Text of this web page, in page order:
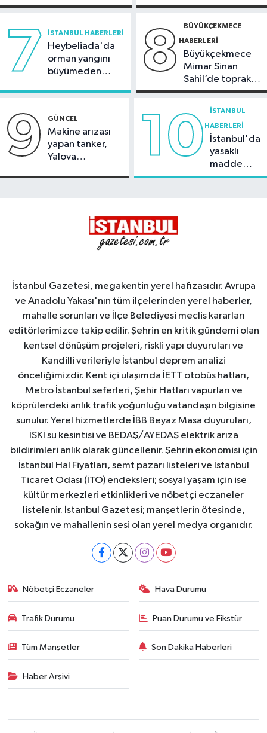
görüntülendi
7 İSTANBUL HABERLERI
Heybeliada'da
orman yangını
büyümeden
8 BÜYÜKÇEKMECE
HABERLERI
Büyükçekmece
Mimar Sinan
Sahil’de toprak
kayması
9 GÜNCEL
Makine arızası
yapan tanker,
Yalova
10 İSTANBUL
HABERLERI
İstanbul'da
yasaklı
madde
operasyonu
İstanbul Gazetesi, megakentin yerel hafızasıdır. Avrupa
ve Anadolu Yakası'nın tüm ilçelerinden yerel haberler,
mahalle sorunları ve İlçe Belediyesi meclis kararları
editörlerimizce takip edilir. Şehrin en kritik gündemi olan
kentsel dönüşüm projeleri, riskli yapı duyuruları ve
Kandilli verileriyle İstanbul deprem analizi
önceliğimizdir. Kent içi ulaşımda İETT otobüs hatları,
Metro İstanbul seferleri, Şehir Hatları vapurları ve
köprülerdeki anlık trafik yoğunluğu vatandaşın bilgisine
sunulur. Yerel hizmetlerde İBB Beyaz Masa duyuruları,
İSKİ su kesintisi ve BEDAŞ/AYEDAŞ elektrik arıza
bildirimleri anlık olarak güncellenir. Şehrin ekonomisi için
İstanbul Hal Fiyatları, semt pazarı listeleri ve İstanbul
Ticaret Odası (İTO) endeksleri; sosyal yaşam için ise
kültür merkezleri etkinlikleri ve nöbetçi eczaneler
listelenir. İstanbul Gazetesi; manşetlerin ötesinde,
sokağın ve mahallenin sesi olan yerel medya organıdır.
Nöbetçi Eczaneler Hava Durumu
Trafik Durumu Puan Durumu ve Fikstür
Tüm Manşetler Son Dakika Haberleri
Haber Arşivi